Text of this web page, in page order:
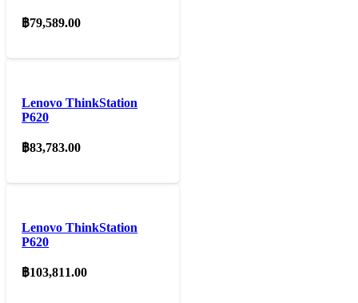
฿79,589.00
Lenovo ThinkStation
P620
฿83,783.00
Lenovo ThinkStation
P620
฿103,811.00